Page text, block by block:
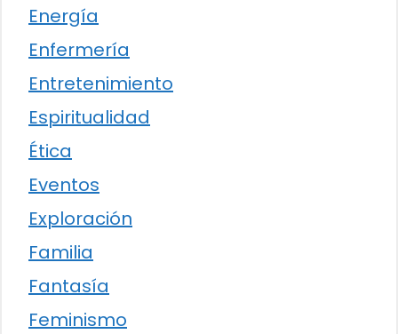
Energía
Enfermería
Entretenimiento
Espiritualidad
Ética
Eventos
Exploración
Familia
Fantasía
Feminismo